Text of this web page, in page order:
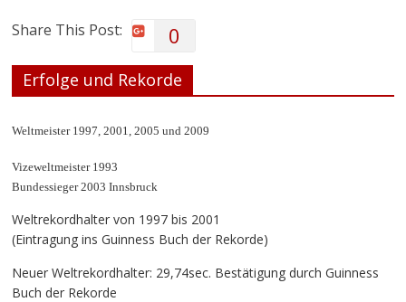
Share This Post: 0
Erfolge und Rekorde
Weltmeister 1997, 2001, 2005 und 2009
Vizeweltmeister 1993
Bundessieger 2003 Innsbruck
Weltrekordhalter von 1997 bis 2001
(Eintragung ins Guinness Buch der Rekorde)
Neuer Weltrekordhalter: 29,74sec. Bestätigung durch Guinness
Buch der Rekorde